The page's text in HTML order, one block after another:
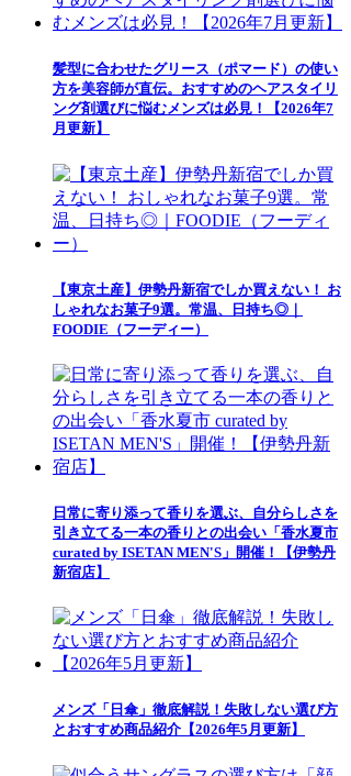
髪型に合わせたグリース（ポマード）の使い
方を美容師が直伝。おすすめのヘアスタイリ
ング剤選びに悩むメンズは必見！【2026年7
月更新】
【東京土産】伊勢丹新宿でしか買えない！ お
しゃれなお菓子9選。常温、日持ち◎｜
FOODIE（フーディー）
日常に寄り添って香りを選ぶ、自分らしさを
引き立てる一本の香りとの出会い「香水夏市
curated by ISETAN MEN'S」開催！【伊勢丹
新宿店】
メンズ「日傘」徹底解説！失敗しない選び方
とおすすめ商品紹介【2026年5月更新】